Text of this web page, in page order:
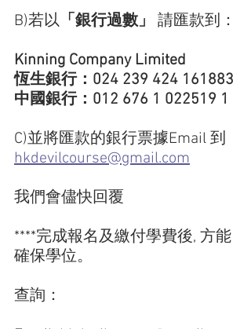
B)若以 「銀行過數」 請匯款到：
Kinning Company Limited
恆生銀行：024 239 424 161883
中國銀行：012 676 1 022519 1
C)並將匯款的銀行票據Email 到
hkdevilcourse@gmail.com
我們會儘快回覆
****完成報名及繳付學費後, 方能
確保學位。
查詢：